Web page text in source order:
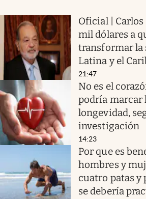
Oficial | Carlos
mil dólares a
transformar la
Latina y el
21:47
No es el
podría marcar
longevidad,
investigación
14:23
Por que es
hombres y
cuatro patas y
se debería